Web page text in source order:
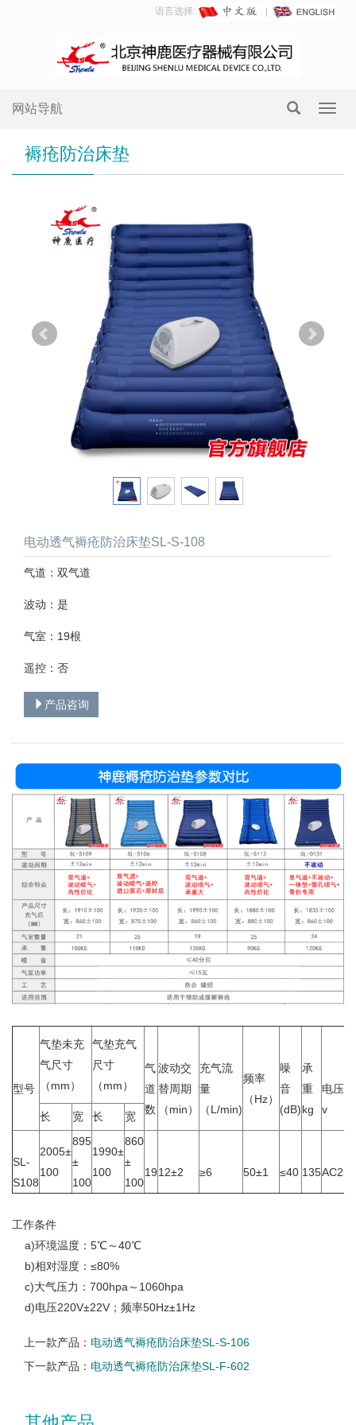
语言选择:
网站导航
褥疮防治床垫
电动透气褥疮防治床垫SL-S-108
气道：双气道
波动：是
气室：19根
遥控：否
产品咨询
型号
气垫未充
气尺寸
（mm）
气垫充气
尺寸
（mm）
气
道
数
波动交
替周期
（min）
充气流
量
（L/min)
频率
（Hz）
噪
音
(dB)
承
重
kg
电压
v
长 宽 长 宽
SL-
S108
2005±
100
895
±
100
1990±
100
860
±
100
1912±2 ≥6 50±1 ≤40 135
工作条件
a)环境温度：5℃～40℃
b)相对湿度：≤80%
c)大气压力：700hpa～1060hpa
d)电压220V±22V；频率50Hz±1Hz
上一款产品： 电动透气褥疮防治床垫SL-S-106
下一款产品： 电动透气褥疮防治床垫SL-F-602